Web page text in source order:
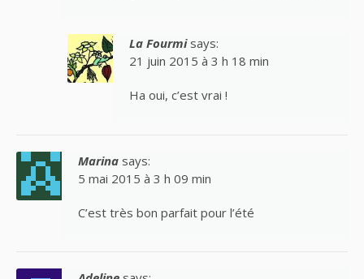
La Fourmi says:
21 juin 2015 à 3 h 18 min
Ha oui, c’est vrai !
Marina says:
5 mai 2015 à 3 h 09 min
C’est très bon parfait pour l’été